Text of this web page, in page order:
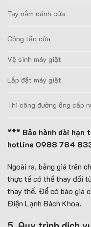
Tay nắm cánh cửa
Công tắc cửa
Vệ sinh máy giặt
Lắp đặt máy giặt
Thi công đường ống cấp
*** Bảo hành dài hạn
hotline 0988 784
Ngoài ra, bảng giá trên
thực tế có thể thay đổi
thay thế. Để có báo giá
Điện Lạnh Bách Khoa.